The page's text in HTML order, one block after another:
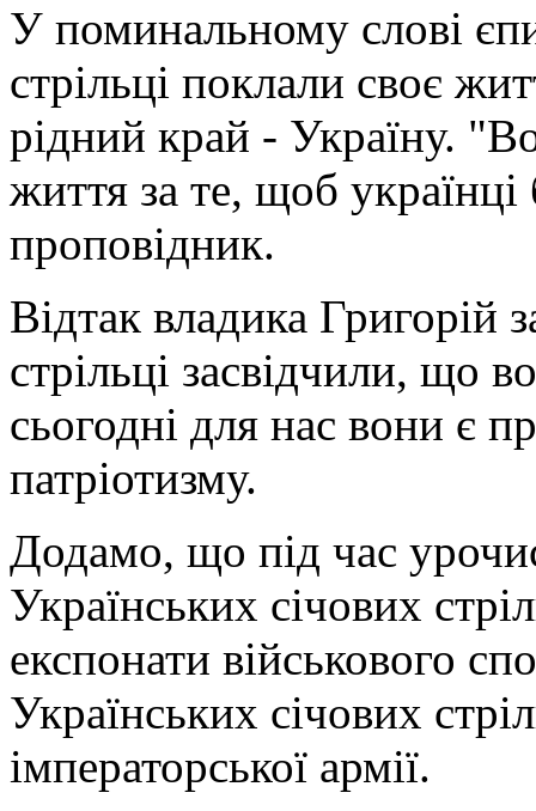
У поминальному слові
стрільці поклали своє
рідний край - Україну.
життя за те, щоб
проповідник.
Відтак владика Григорій
стрільці засвідчили, що
сьогодні для нас вони є
патріотизму.
Додамо, що під час
Українських січових
експонати військового
Українських січових
імператорської армії.